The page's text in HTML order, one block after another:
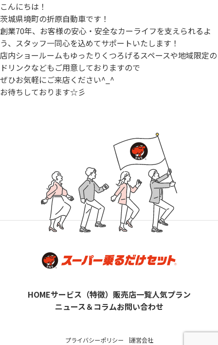
こんにちは！
茨城県境町の折原自動車です！
創業70年、お客様の安心・安全なカーライフを支えられるよ
う、スタッフ一同心を込めてサポートいたします！
店内ショールームもゆったりくつろげるスペースや地域限定の
ドリンクなどもご用意しておりますので
ぜひお気軽にご来店ください^_^
お待ちしております☆彡
HOMEサービス（特徴） 販売店一覧人気プラン
ニュース＆コラムお問い合わせ
プライバシーポリシー 運営会社